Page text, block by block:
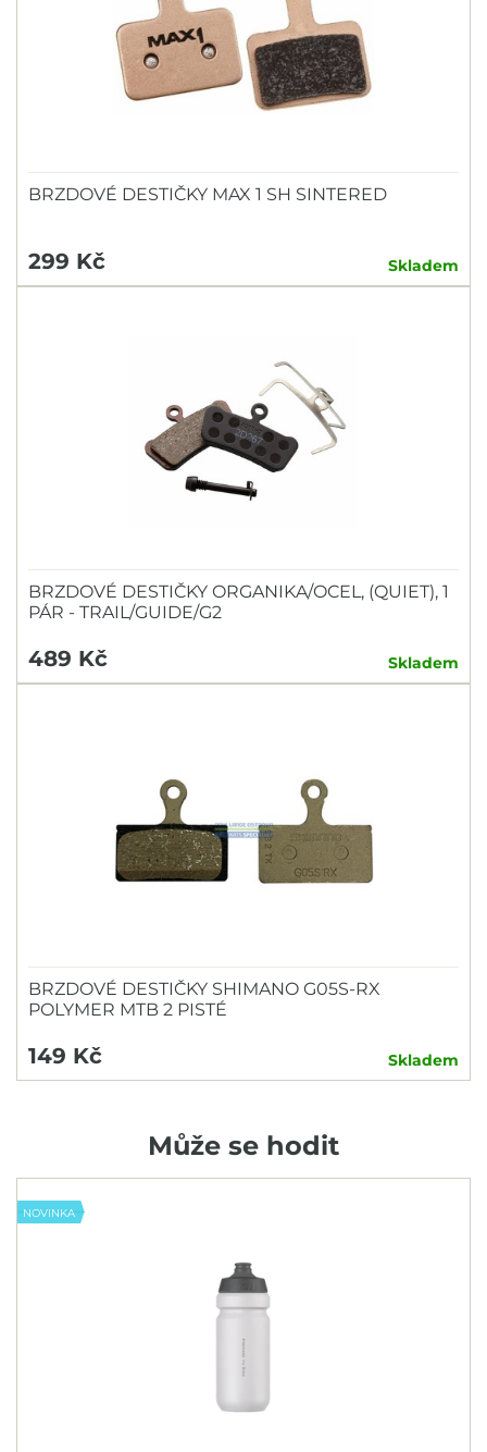
BRZDOVÉ DESTIČKY MAX 1 SH SINTERED
299 Kč Skladem
BRZDOVÉ DESTIČKY ORGANIKA/OCEL, (QUIET), 1
PÁR - TRAIL/GUIDE/G2
489 Kč Skladem
BRZDOVÉ DESTIČKY SHIMANO G05S-RX
POLYMER MTB 2 PISTÉ
149 Kč Skladem
Může se hodit
NOVINKA